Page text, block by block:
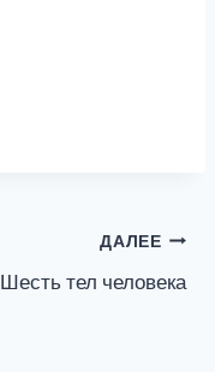
ДАЛЕЕ
Шесть тел человека